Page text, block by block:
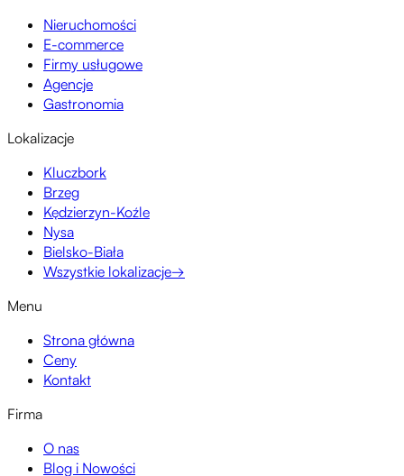
Nieruchomości
E-commerce
Firmy usługowe
Agencje
Gastronomia
Lokalizacje
Kluczbork
Brzeg
Kędzierzyn-Koźle
Nysa
Bielsko-Biała
Wszystkie lokalizacje→
Menu
Strona główna
Ceny
Kontakt
Firma
O nas
Blog i Nowości